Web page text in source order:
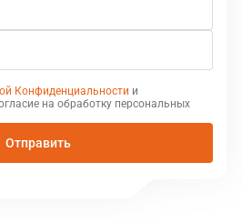
Конфиденциальности и
на обработку персональных
Отправить